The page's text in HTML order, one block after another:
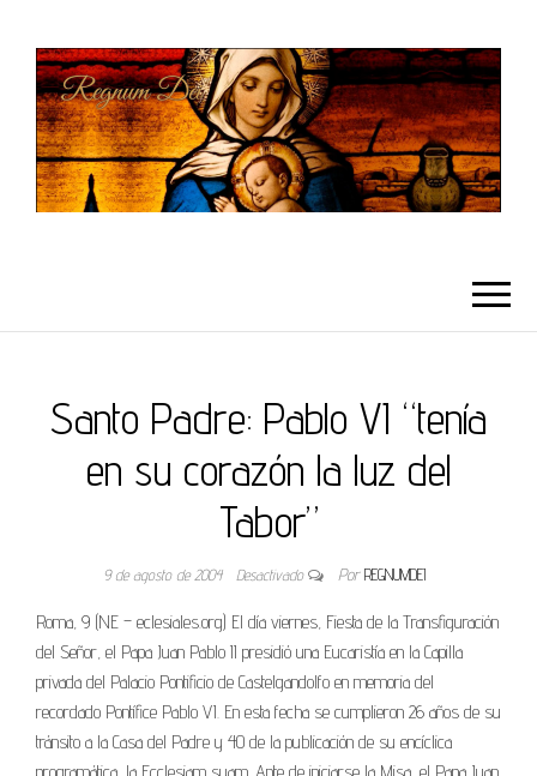
Santo Padre: Pablo VI “tenía
en su corazón la luz del
Tabor”
9 de agosto de 2004 Desactivado Por REGNUMDEI
Roma, 9 (NE – eclesiales.org) El día viernes, Fiesta de la Transfiguración
del Señor, el Papa Juan Pablo II presidió una Eucaristía en la Capilla
privada del Palacio Pontificio de Castelgandolfo en memoria del
recordado Pontífice Pablo VI. En esta fecha se cumplieron 26 años de su
tránsito a la Casa del Padre y 40 de la publicación de su encíclica